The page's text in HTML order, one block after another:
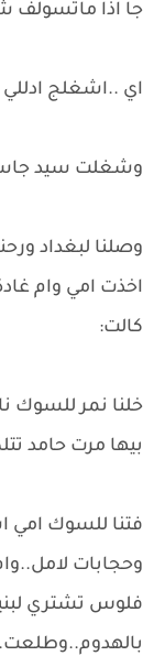
جا اذا ماتسولف
اي ..اشغلج
وشغلت سيد جاسم
وصلنا لبغداد
اخذت امي وام
كالت:
خلنا نمر للسوك
بيها مرت حامد
فتنا للسوك
وحجابات
فلوس تشتري
بالهدوم..وطلعت..٦حمر..اطيتهن لام